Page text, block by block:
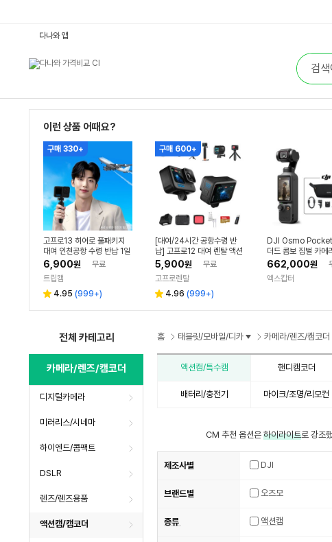
합
검
색
다나와 앱
이런 상품 어때요?
구매 330+
고프로13 히어로 풀패키지
대여 인천공항 수령 반납 1일
6,900원
무료
트립캠
별 4.95 리
(999+)
구매 600+
[대여/24시간 공항수령 반
납] 고프로12 대여 렌탈 액션
캠 풀패키지 인천공항 렌트 1
일
5,900원
무료
고프로렌탈
별 4.96 리
(999+)
DJI Osmo
더드 콤보 짐벌 카메
모 포켓4)
662,000원
엑스캅터
전체 카테고리
카메라/렌즈/캠코더
디지털카메라
미러리스/시네마
하이엔드/콤팩트
DSLR
렌즈/렌즈용품
액션캠/캠코더
홈 태블릿/모바일/디카 카메라/렌즈/캠코더
액션캠/특수캠 핸디캠코더
배터리/충전기 마이크/조명/리모컨
CM 추천 옵션은 하이라이트로 강조
제조사별 DJI
브랜드별 오즈모
종류 액션캠